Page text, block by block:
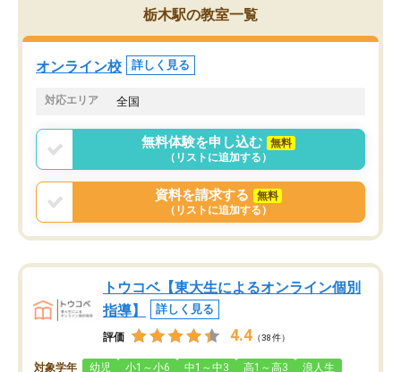
がら頑張って欲しいと思います！
栃木駅の教室一覧
オンライン校 詳しく見る
対応エリア 全国
無料体験を申し込む
無料
（リストに追加する）
資料を請求する
無料
（リストに追加する）
トウコベ【東大生によるオンライン個別
指導】
詳しく見る
評価 4.4 （38件）
対象学年 幼児 小1～小6 中1～中3 高1～高3 浪人生